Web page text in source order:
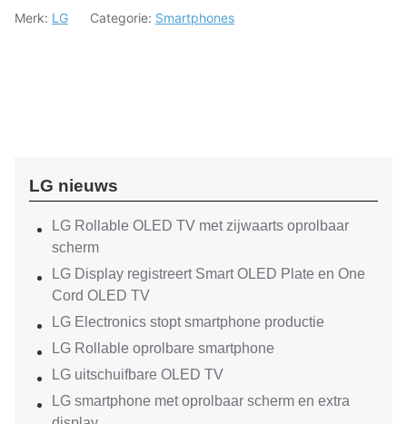
Merk: LG Categorie: Smartphones
LG nieuws
LG Rollable OLED TV met zijwaarts oprolbaar
scherm
LG Display registreert Smart OLED Plate en One
Cord OLED TV
LG Electronics stopt smartphone productie
LG Rollable oprolbare smartphone
LG uitschuifbare OLED TV
LG smartphone met oprolbaar scherm en extra